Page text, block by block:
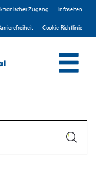
Zugang Infoseiten
Cookie-Richtlinie